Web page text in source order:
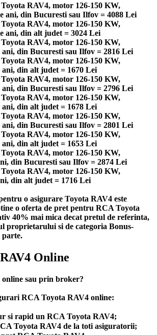
RAV4, motor 126-150 KW,
ani, din Bucuresti sau Ilfov = 4088 Lei
RAV4, motor 126-150 KW,
ani, din alt judet = 3024 Lei
RAV4, motor 126-150 KW,
din Bucuresti sau Ilfov = 2816 Lei
RAV4, motor 126-150 KW,
din alt judet = 1670 Lei
RAV4, motor 126-150 KW,
din Bucuresti sau Ilfov = 2796 Lei
RAV4, motor 126-150 KW,
din alt judet = 1678 Lei
RAV4, motor 126-150 KW,
din Bucuresti sau Ilfov = 2801 Lei
RAV4, motor 126-150 KW,
din alt judet = 1653 Lei
RAV4, motor 126-150 KW,
din Bucuresti sau Ilfov = 2874 Lei
RAV4, motor 126-150 KW,
din alt judet = 1716 Lei
o asigurare Toyota RAV4 este
o oferta de pret pentru RCA Toyota
40% mai mica decat pretul de referinta,
proprietarului si de categoria Bonus-
parte.
Online
sau prin broker?
RCA Toyota RAV4 online:
si rapid un RCA Toyota RAV4;
Toyota RAV4 de la toti asiguratorii;